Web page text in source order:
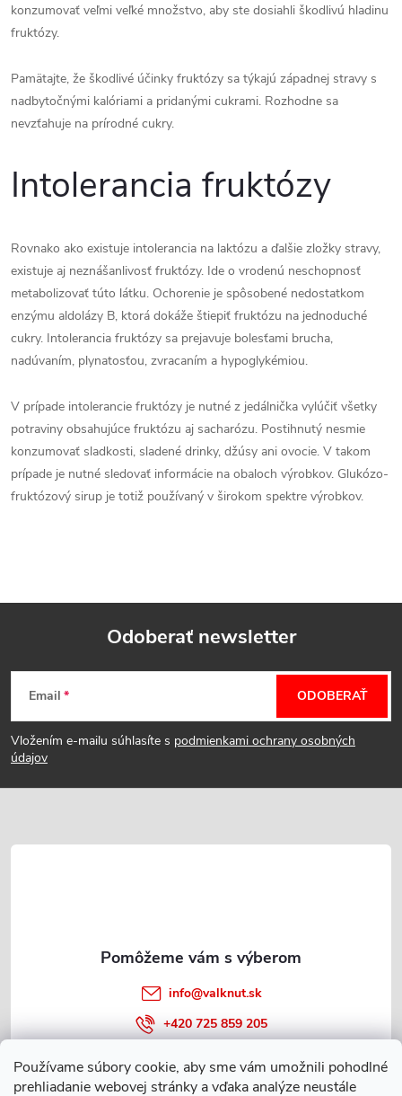
Používame súbory cookie, aby sme vám umožnili pohodlné
prehliadanie webovej stránky a vďaka analýze neustále
konzumovať veľmi veľké množstvo, aby ste dosiahli škodlivú hladinu
fruktózy.
Pamätajte, že škodlivé účinky fruktózy sa týkajú západnej stravy s
nadbytočnými kalóriami a pridanými cukrami. Rozhodne sa
nevzťahuje na prírodné cukry.
Intolerancia fruktózy
Rovnako ako existuje intolerancia na laktózu a ďalšie zložky stravy,
existuje aj neznášanlivosť fruktózy. Ide o vrodenú neschopnosť
metabolizovať túto látku. Ochorenie je spôsobené nedostatkom
enzýmu aldolázy B, ktorá dokáže štiepiť fruktózu na jednoduché
cukry. Intolerancia fruktózy sa prejavuje bolesťami brucha,
nadúvaním, plynatosťou, zvracaním a hypoglykémiou.
V prípade intolerancie fruktózy je nutné z jedálnička vylúčiť všetky
potraviny obsahujúce fruktózu aj sacharózu. Postihnutý nesmie
konzumovať sladkosti, sladené drinky, džúsy ani ovocie. V takom
prípade je nutné sledovať informácie na obaloch výrobkov. Glukózo-
fruktózový sirup je totiž používaný v širokom spektre výrobkov.
Z
á
p
t
Odoberať newsletter
Email
Vložením e-mailu súhlasíte s podmienkami ochrany osobných
údajov
ODOBERAŤ
info@valknut.sk
+420 725 859 205